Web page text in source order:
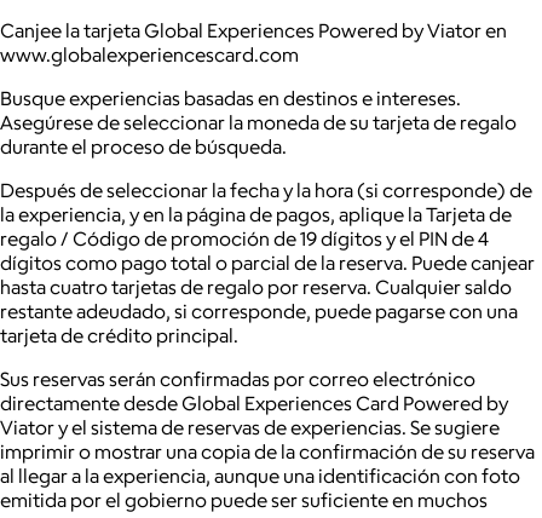
Canjee la tarjeta Global Experiences Powered by Viator en
www.globalexperiencescard.com
Busque experiencias basadas en destinos e intereses.
Asegúrese de seleccionar la moneda de su tarjeta de regalo
durante el proceso de búsqueda.
Después de seleccionar la fecha y la hora (si corresponde) de
la experiencia, y en la página de pagos, aplique la Tarjeta de
regalo / Código de promoción de 19 dígitos y el PIN de 4
dígitos como pago total o parcial de la reserva. Puede canjear
hasta cuatro tarjetas de regalo por reserva. Cualquier saldo
restante adeudado, si corresponde, puede pagarse con una
tarjeta de crédito principal.
Sus reservas serán confirmadas por correo electrónico
directamente desde Global Experiences Card Powered by
Viator y el sistema de reservas de experiencias. Se sugiere
imprimir o mostrar una copia de la confirmación de su reserva
al llegar a la experiencia, aunque una identificación con foto
emitida por el gobierno puede ser suficiente en muchos